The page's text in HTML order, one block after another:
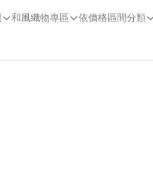
和風織物專區 依價格區間分類